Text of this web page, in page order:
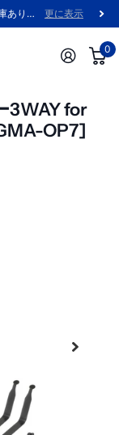
平日14時までの決済完了で当日出荷！ ※在庫あり製品に限ります。 更に表示
0
3WAY for
OP7]